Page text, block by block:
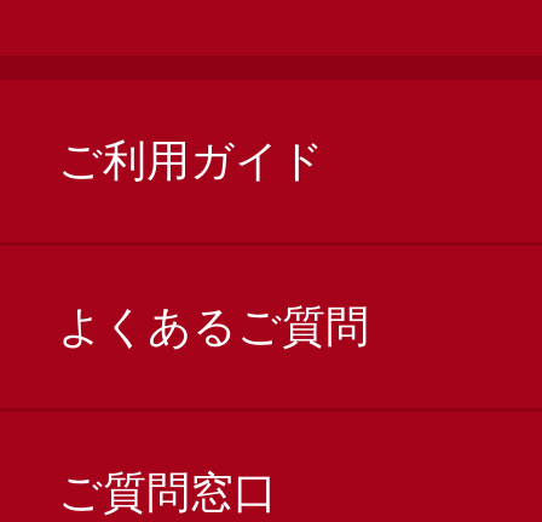
ご利用ガイド
よくあるご質問
ご質問窓口